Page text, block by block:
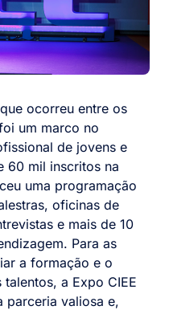
ocorreu entre os
um marco no
de jovens e
60 mil inscritos na
uma programação
oficinas de
e mais de 10
Para as
a formação e o
a Expo CIEE
parceria valiosa e,